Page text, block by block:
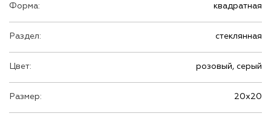
Форма: квадратная
Раздел: стеклянная
Цвет: розовый, серый
Размер: 20х20